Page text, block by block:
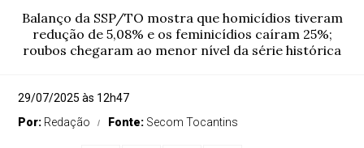
Balanço da SSP/TO mostra que homicídios tiveram
redução de 5,08% e os feminicídios caíram 25%;
roubos chegaram ao menor nível da série histórica
29/07/2025 às 12h47
Por: Redação Fonte: Secom Tocantins